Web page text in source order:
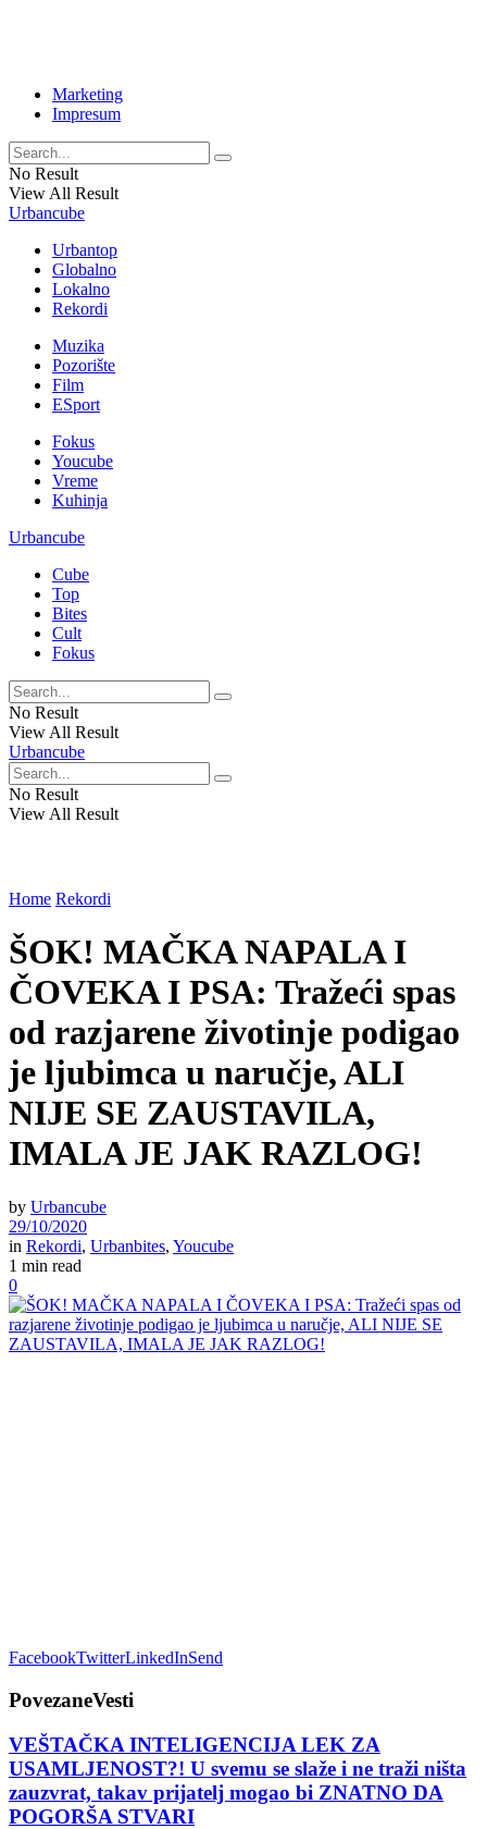
Marketing
Impresum
No Result
View All Result
Urbancube
Urbantop
Globalno
Lokalno
Rekordi
Muzika
Pozorište
Film
ESport
Fokus
Youcube
Vreme
Kuhinja
Urbancube
Cube
Top
Bites
Cult
Fokus
No Result
View All Result
Urbancube
No Result
View All Result
Home Rekordi
ŠOK! MAČKA NAPALA I
ČOVEKA I PSA: Tražeći spas
od razjarene životinje podigao
je ljubimca u naručje, ALI
NIJE SE ZAUSTAVILA,
IMALA JE JAK RAZLOG!
by Urbancube
29/10/2020
in Rekordi, Urbanbites, Youcube
1 min read
0
FacebookTwitterLinkedInSend
PovezaneVesti
VEŠTAČKA INTELIGENCIJA LEK ZA
USAMLJENOST?! U svemu se slaže i ne traži ništa
zauzvrat, takav prijatelj mogao bi ZNATNO DA
POGORŠA STVARI